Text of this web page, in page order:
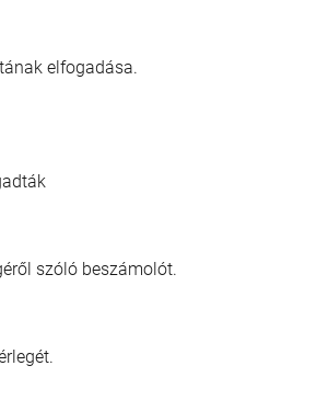
elfogadása.
szóló beszámolót.